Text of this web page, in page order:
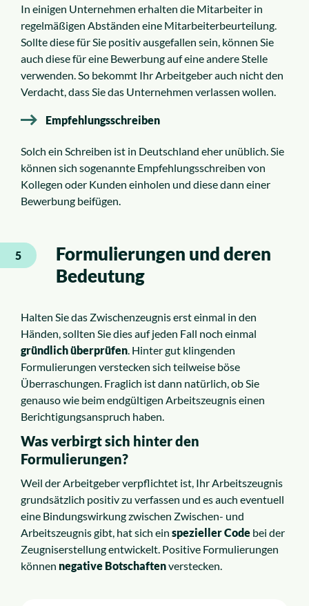
In einigen Unternehmen erhalten die Mitarbeiter in
regelmäßigen Abständen eine Mitarbeiterbeurteilung.
Sollte diese für Sie positiv ausgefallen sein, können Sie
auch diese für eine Bewerbung auf eine andere Stelle
verwenden. So bekommt Ihr Arbeitgeber auch nicht den
Verdacht, dass Sie das Unternehmen verlassen wollen.
Empfehlungsschreiben
Solch ein Schreiben ist in Deutschland eher unüblich. Sie
können sich sogenannte Empfehlungsschreiben von
Kollegen oder Kunden einholen und diese dann einer
Bewerbung beifügen.
5
Formulierungen und deren
Bedeutung
Halten Sie das Zwischenzeugnis erst einmal in den
Händen, sollten Sie dies auf jeden Fall noch einmal
gründlich überprüfen. Hinter gut klingenden
Formulierungen verstecken sich teilweise böse
Überraschungen. Fraglich ist dann natürlich, ob Sie
genauso wie beim endgültigen Arbeitszeugnis einen
Berichtigungsanspruch haben.
Was verbirgt sich hinter den
Formulierungen?
Weil der Arbeitgeber verpflichtet ist, Ihr Arbeitszeugnis
grundsätzlich positiv zu verfassen und es auch eventuell
eine Bindungswirkung zwischen Zwischen- und
Arbeitszeugnis gibt, hat sich ein spezieller Code bei der
Zeugniserstellung entwickelt. Positive Formulierungen
können negative Botschaftenverstecken.